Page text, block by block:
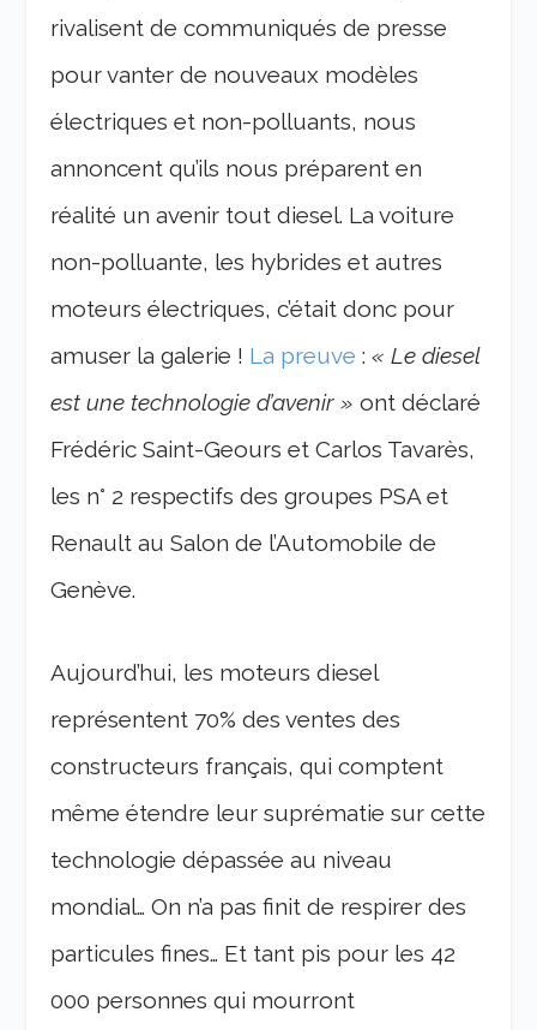
rivalisent de communiqués de presse
pour vanter de nouveaux modèles
électriques et non-polluants, nous
annoncent qu’ils nous préparent en
réalité un avenir tout diesel. La voiture
non-polluante, les hybrides et autres
moteurs électriques, c’était donc pour
amuser la galerie ! La preuve:« Le diesel
est une technologie d’avenir »ont déclaré
Frédéric Saint-Geours et Carlos Tavarès,
les n° 2 respectifs des groupes PSA et
Renault au Salon de l’Automobile de
Genève.
Aujourd’hui, les moteurs diesel
représentent 70% des ventes des
constructeurs français, qui comptent
même étendre leur suprématie sur cette
technologie dépassée au niveau
mondial… On n’a pas finit de respirer des
particules fines… Et tant pis pour les 42
000 personnes qui mourront